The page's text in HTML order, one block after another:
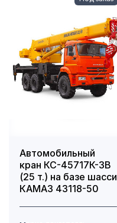
Автомобильный
кран КС-45717К-3В
(25 т.) на базе шасси
КАМАЗ 43118-50